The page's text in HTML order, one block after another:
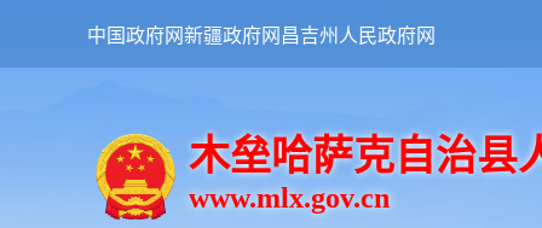
中国政府网新疆政府网 昌吉州人民政府网
木垒哈萨克自治县
www.mlx.gov.cn